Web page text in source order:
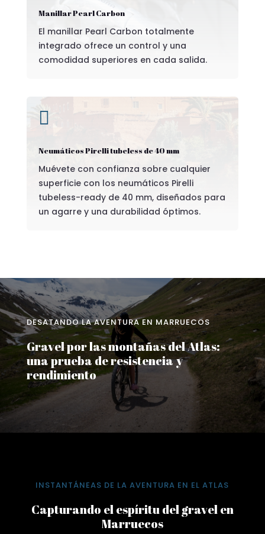
Manillar Pearl Carbon
El manillar Pearl Carbon totalmente
integrado ofrece un control y una
comodidad superiores en cada salida.

Neumáticos Pirelli tubeless de 40 mm
Muévete con confianza sobre cualquier
superficie con los neumáticos Pirelli
tubeless-ready de 40 mm, diseñados para
un agarre y una durabilidad óptimos.
DESATANDO LA AVENTURA EN MARRUECOS
Gravel por las montañas del Atlas:
una prueba de resistencia y
rendimiento
INSTANTÁNEAS DE LA AVENTURA EN EL ATLAS
Capturando el espíritu del gravel en
Marruecos